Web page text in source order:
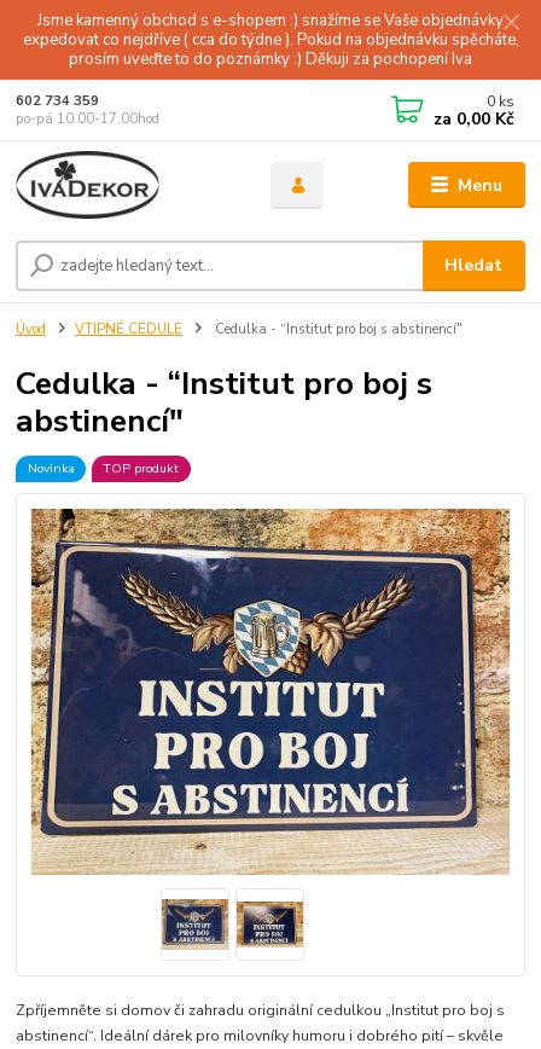
Jsme kamenný obchod s e-shopem :) snažíme se Vaše objednávky
expedovat co nejdříve ( cca do týdne ). Pokud na objednávku spěcháte,
prosím uveďte to do poznámky :) Děkuji za pochopení Iva
Menu
Hledat
602 734 359
po-pá 10.00-17.00hod
0 ks
za 0,00 Kč
Úvod VTIPNÉ CEDULE Cedulka - “Institut pro boj s abstinencí"
Cedulka - “Institut pro boj s
abstinencí"
Novinka TOP produkt
Zpříjemněte si domov či zahradu originální cedulkou „Institut pro boj s
abstinencí“. Ideální dárek pro milovníky humoru i dobrého pití – skvěle